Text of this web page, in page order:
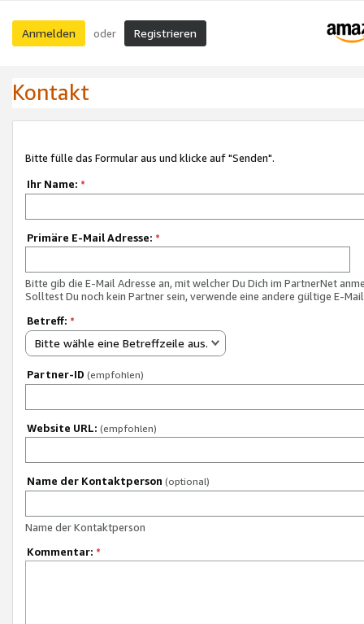
Anmelden oder Registrieren
Kontakt
Bitte fülle das Formular aus und klicke auf "Senden".
Ihr Name: *
Primäre E-Mail Adresse: *
Bitte gib die E-Mail Adresse an, mit welcher Du Dich im PartnerNet
Solltest Du noch kein Partner sein, verwende eine andere gültige E-
Betreff: *
Bitte wähle eine Betreffzeile aus.
Partner-ID (empfohlen)
Website URL: (empfohlen)
Name der Kontaktperson (optional)
Name der Kontaktperson
Kommentar: *